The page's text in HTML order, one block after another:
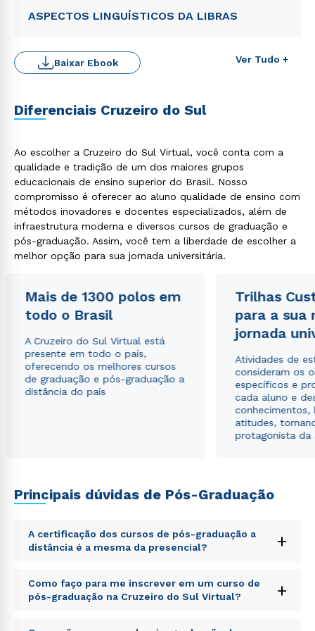
ASPECTOS LINGUÍSTICOS DA LIBRAS
Ver Tudo +
Baixar Ebook
Diferenciais Cruzeiro do Sul
Ao escolher a Cruzeiro do Sul Virtual, você conta com a
qualidade e tradição de um dos maiores grupos
educacionais de ensino superior do Brasil. Nosso
compromisso é oferecer ao aluno qualidade de ensino com
métodos inovadores e docentes especializados, além de
infraestrutura moderna e diversos cursos de graduação e
pós-graduação. Assim, você tem a liberdade de escolher a
melhor opção para sua jornada universitária.
Mais de 1300 polos em
todo o Brasil
A Cruzeiro do Sul Virtual está
presente em todo o país,
oferecendo os melhores cursos
de graduação e pós-graduação a
distância do país
Trilhas
para a sua
jornada
Atividades de
consideram os
específicos e
cada aluno e
conhecimentos,
atitudes,
protagonista da
Principais dúvidas de Pós-Graduação
A certificação dos cursos de pós-graduação a
distância é a mesma da presencial?
+
Sed ut perspiciatis unde omnis iste natus error sit
voluptatem accusantium doloremque laudantium,
totam rem aperiam, eaque ipsa quae ab illo inventore
Como faço para me inscrever em um curso de
pós-graduação na Cruzeiro do Sul Virtual?
+
Sed ut perspiciatis unde omnis iste natus error sit
WhatsApp
ou
autorizo que meus dados sejam utilizados para o
envio de conteúdos da Cruzeiro do Sul.